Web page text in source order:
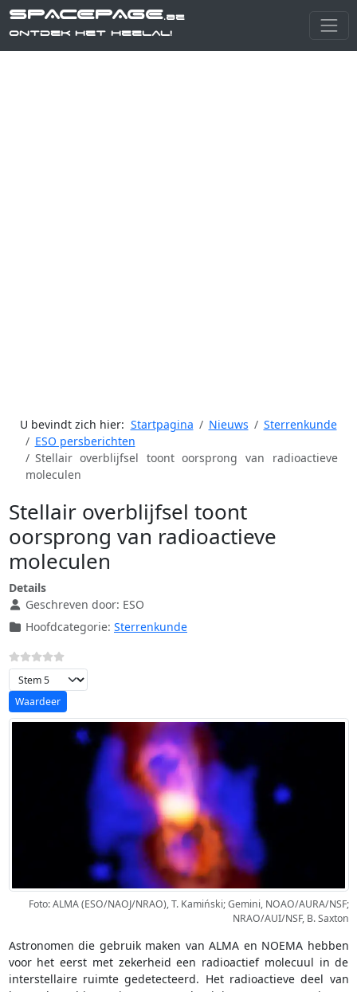
SPACEPAGE.be
Ontdek het heelal!
U bevindt zich hier: Startpagina Nieuws
Sterrenkunde
ESO persberichten
Stellair overblijfsel toont oorsprong van radioactieve
moleculen
Stellair overblijfsel toont
oorsprong van radioactieve
moleculen
Details
Geschreven door: ESO
Hoofdcategorie: Sterrenkunde
Voeg waardering toe
Foto: ALMA (ESO/NAOJ/NRAO), T. Kamiński; Gemini, NOAO/AURA/NSF;
NRAO/AUI/NSF, B. Saxton
Astronomen die gebruik maken van ALMA en NOEMA hebben
voor het eerst met zekerheid een radioactief molecuul in de
interstellaire ruimte gedetecteerd. Het radioactieve deel van